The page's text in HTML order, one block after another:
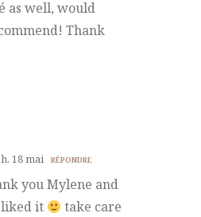
as well, would
Thank
18 mai RÉPONDRE
you Mylene and
it
take care